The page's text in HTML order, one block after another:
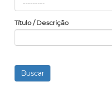
Título / Descrição